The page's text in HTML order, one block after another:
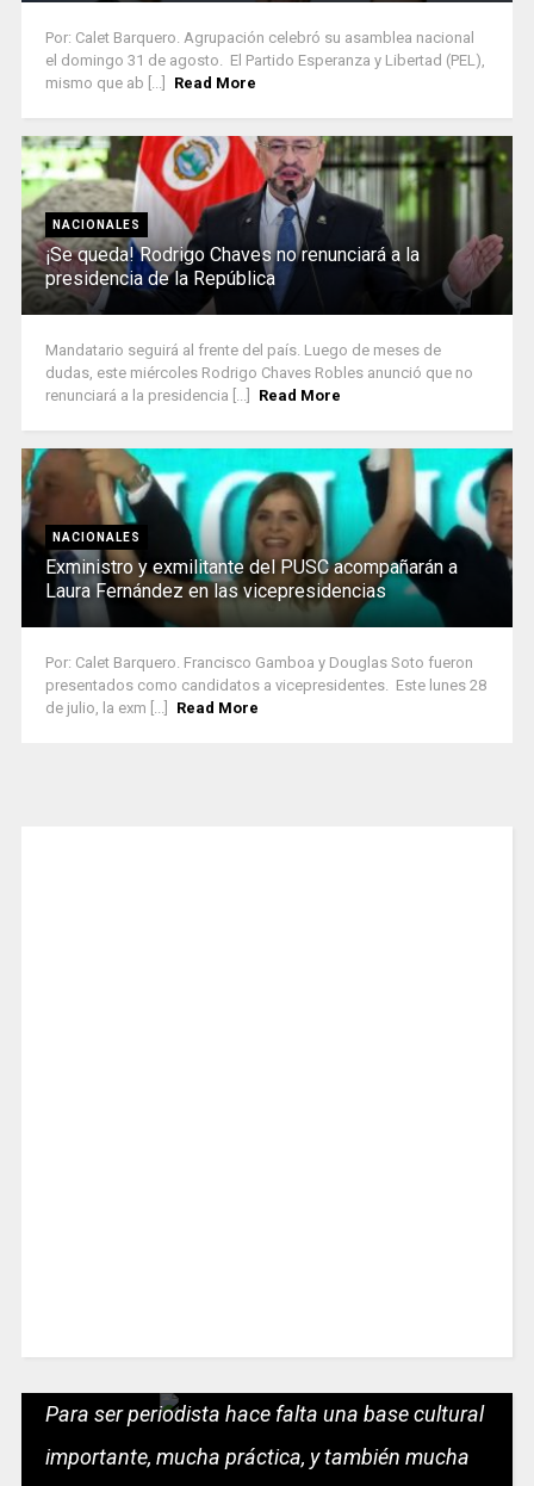
Por: Calet Barquero. Agrupación celebró su asamblea nacional
el domingo 31 de agosto. El Partido Esperanza y Libertad (PEL),
mismo que ab [...]
Read More
NACIONALES
¡Se queda! Rodrigo Chaves no renunciará a la
presidencia de la República
Mandatario seguirá al frente del país. Luego de meses de
dudas, este miércoles Rodrigo Chaves Robles anunció que no
renunciará a la presidencia [...]
Read More
NACIONALES
Exministro y exmilitante del PUSC acompañarán a
Laura Fernández en las vicepresidencias
Por: Calet Barquero. Francisco Gamboa y Douglas Soto fueron
presentados como candidatos a vicepresidentes. Este lunes 28
de julio, la exm [...]
Read More
Para ser periodista hace falta una base cultural
importante, mucha práctica, y también mucha